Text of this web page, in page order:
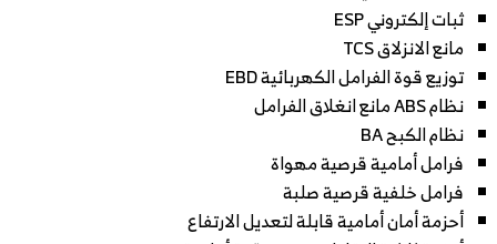
ثبات إلكتروني ESP
مانع الانزلاق TCS
توزيع قوة الفرامل الكهربائية EBD
نظام ABS مانع انغلاق الفرامل
نظام الكبح BA
فرامل أمامية قرصية مهواة
فرامل خلفية قرصية صلبة
أحزمة أمان أمامية قابلة لتعديل الارتفاع